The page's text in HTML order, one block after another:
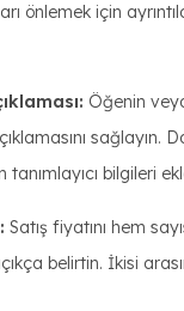
önlemek için
Öğenin
sağlayın.
tanımlayıcı bilgileri
Satış fiyatını hem
belirtin. İkisi